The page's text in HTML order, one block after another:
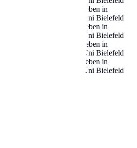
Leben in
Bielefeld Sparrenburg Uni Bielefeld
Leben in
Bielefeld Sparrenburg Uni Bielefeld
Leben in
Bielefeld Sparrenburg Uni Bielefeld
Leben in
Bielefeld Sparrenburg Uni Bielefeld